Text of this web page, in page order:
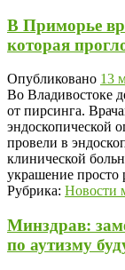
В Приморье
которая
Опубликовано 13
Во Владивостоке
от пирсинга.
эндоскопической
провели в
клинической
украшение просто
Рубрика: Новости
Минздрав:
по аутизму